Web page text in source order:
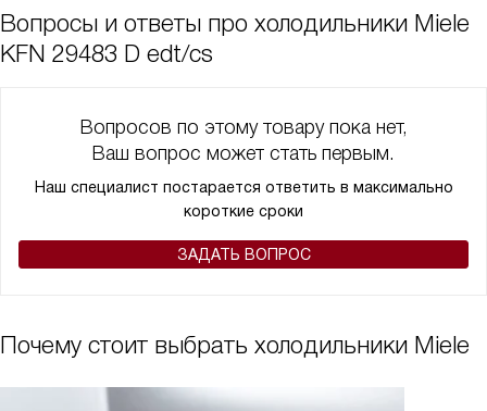
Вопросы и ответы про холодильники Miele
KFN 29483 D edt/cs
Вопросов по этому товару пока нет,
Ваш вопрос может стать первым.
Наш специалист постарается ответить в максимально
короткие сроки
ЗАДАТЬ ВОПРОС
Почему стоит выбрать холодильники Miele